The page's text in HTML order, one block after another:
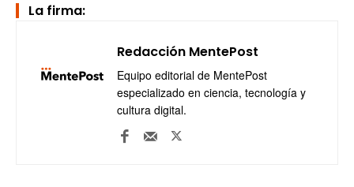
La firma:
Redacción MentePost
Equipo editorial de MentePost
especializado en ciencia, tecnología y
cultura digital.